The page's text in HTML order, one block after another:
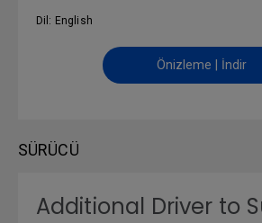
Dil: English
Önizleme | İndir
SÜRÜCÜ
Additional Driver to